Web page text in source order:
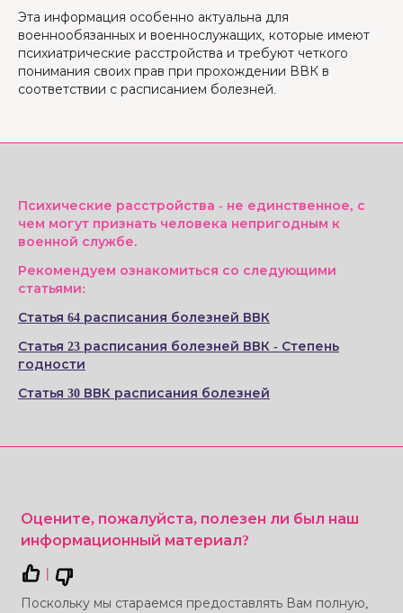
Эта информация особенно актуальна для
военнообязанных и военнослужащих, которые имеют
психиатрические расстройства и требуют четкого
понимания своих прав при прохождении ВВК в
соответствии с расписанием болезней.
Психические расстройства - не единственное, с
чем могут признать человека непригодным к
военной службе.
Рекомендуем ознакомиться со следующими
статьями:
Статья 64 расписания болезней ВВК
Статья 23 расписания болезней ВВК - Степень
годности
Статья 30 ВВК расписания болезней
Оцените, пожалуйста, полезен ли был наш
информационный материал?
|
Поскольку мы стараемся предоставлять Вам полную,